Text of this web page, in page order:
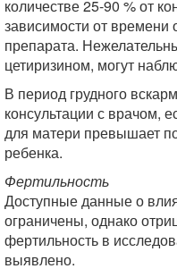
количестве 25-90 % от
зависимости от
препарата.
цетиризином, могут
В период грудного
консультации с врачом,
для матери превышает
ребенка.
Фертильность
Доступные данные о
ограничены, однако
фертильность в
выявлено.